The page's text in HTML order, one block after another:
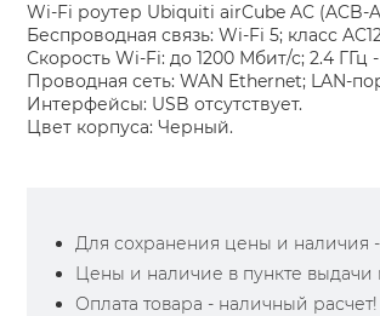
Wi-Fi роутер Ubiquiti airCube AC (ACB-
Беспроводная связь: Wi-Fi 5; класс
Скорость Wi-Fi: до 1200 Мбит/с; 2.4
Проводная сеть: WAN Ethernet; LAN-
Интерфейсы: USB отсутствует.
Цвет корпуса: Черный.
Для сохранения цены и наличия -
Цены и наличие в пункте выдачи
Оплата товара - наличный